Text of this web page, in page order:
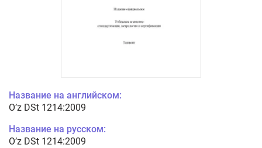
Название на английском:
O’z DSt 1214:2009
Название на русском:
O’z DSt 1214:2009